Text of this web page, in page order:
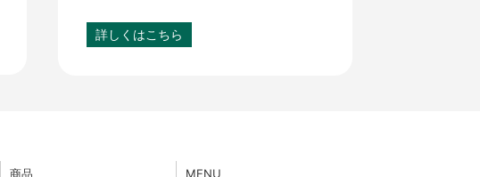
詳しくはこちら
商品 MENU